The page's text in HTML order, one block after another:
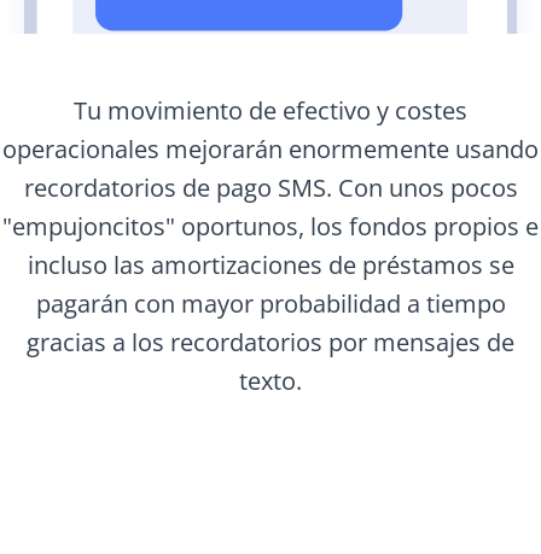
Tu movimiento de efectivo y costes
operacionales mejorarán enormemente usando
recordatorios de pago SMS. Con unos pocos
"empujoncitos" oportunos, los fondos propios e
incluso las amortizaciones de préstamos se
pagarán con mayor probabilidad a tiempo
gracias a los recordatorios por mensajes de
texto.